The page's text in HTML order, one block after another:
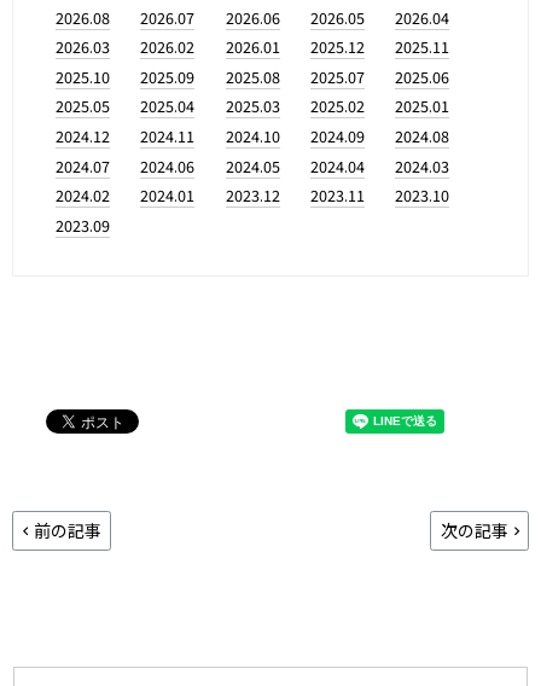
2026.08 2026.07 2026.06 2026.05
2026.04
2026.03
2026.02 2026.01 2025.12
2025.11
2025.10
2025.09 2025.08 2025.07
2025.06
2025.05
2025.04 2025.03 2025.02
2025.01
2024.12
2024.11 2024.10 2024.09
2024.08
2024.07
2024.06 2024.05 2024.04
2024.03
2024.02
2024.01 2023.12 2023.11
2023.10
2023.09
前の記事 次の記事